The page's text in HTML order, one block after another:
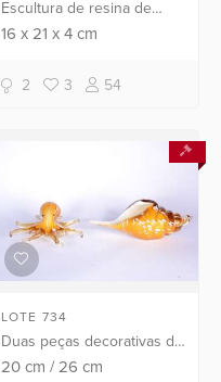
Escultura de resina de
poliéster representando
16 x21 x4 cm
2 3 54
LOTE 734
Duas peças decorativas de
murano, sendo: concha e
20 cm /26 cm